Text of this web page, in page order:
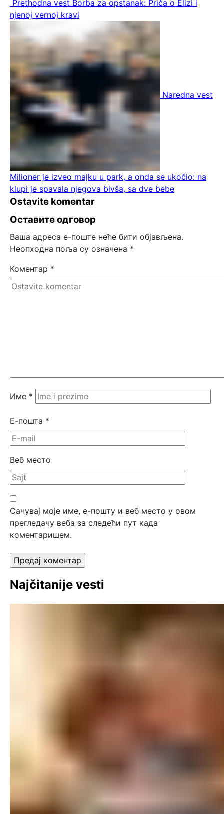
Prethodna vest Borba za opstanak: Priča o Elizi i
njenoj vernoj kravi
Naredna vest
Milioner je izveo majku u park, a onda se ukočio: na
klupi je spavala njegova bivša, sa dve bebe
Ostavite komentar
Оставите одговор
Ваша адреса е-поште неће бити објављена.
Неопходна поља су означена *
Коментар *
Име *
Е-пошта *
Веб место
Сачувај моје име, е-пошту и веб место у овом
прегледачу веба за следећи пут када
коментаришем.
Najčitanije vesti